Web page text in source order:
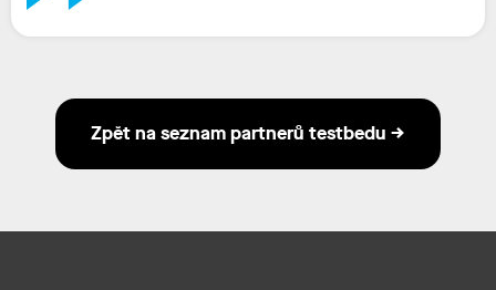
Zpět na seznam partnerů testbedu →